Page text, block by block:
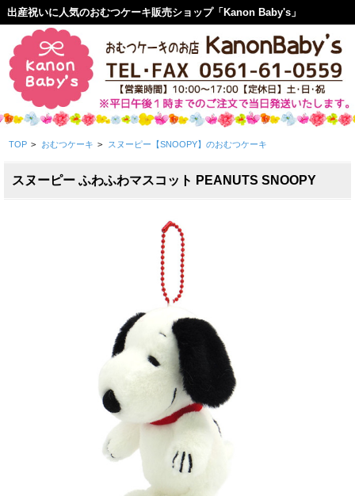
出産祝いに人気のおむつケーキ販売ショップ「Kanon Baby's」
TOP > おむつケーキ > スヌーピー【SNOOPY】のおむつケーキ
スヌーピー ふわふわマスコット PEANUTS SNOOPY